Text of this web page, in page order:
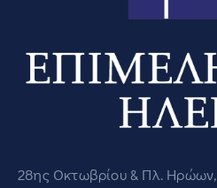
28ης Οκτωβρίου & Πλ. Ηρώων,